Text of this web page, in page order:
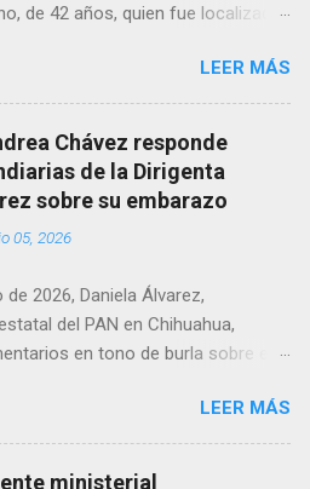
de 42 años, quien fue localizado
en el kilómetro 10 del
Según reportes el médico
la vida mientras permanecía
el consultorio, por lo que
tuvieron que derribar la puerta,
se desempeñó como presidente
en la región.
LEER MÁS
Chávez responde
de la Dirigenta
sobre su embarazo
05, 2026
de 2026, Daniela Álvarez,
del PAN en Chihuahua,
en tono de burla sobre el
que su bebé está por
al ser cuestionada sobre si la
una foto en un restaurante
LEER MÁS
ministerial